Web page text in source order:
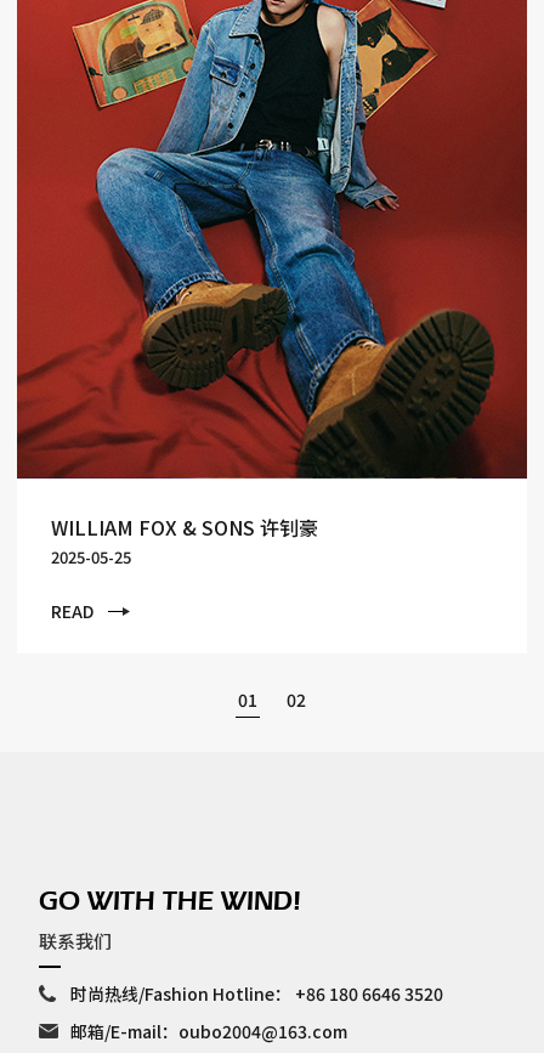
WILLIAM FOX & SONS 许钊豪
2025-05-25
READ
01 02
GO WITH THE WIND!
联系我们
时尚热线/Fashion Hotline：
+86 180 6646 3520
邮箱/E-mail： oubo2004@163.com